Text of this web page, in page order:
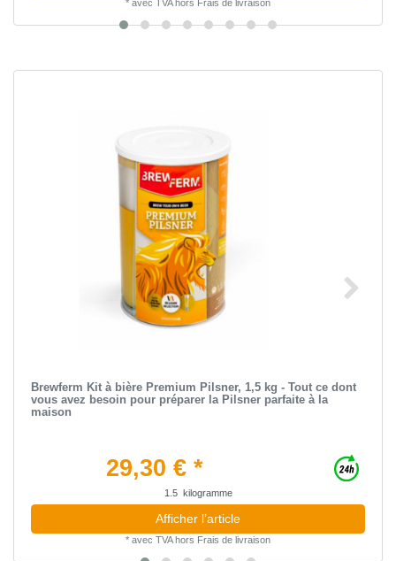
* avec TVAhors Frais de livraison
Brewferm Kit à bière Premium Pilsner, 1,5 kg - Tout ce dont
vous avez besoin pour préparer la Pilsner parfaite à la
maison
29,30 € *
1.5 kilogramme
Afficher l’article
* avec TVAhors Frais de livraison